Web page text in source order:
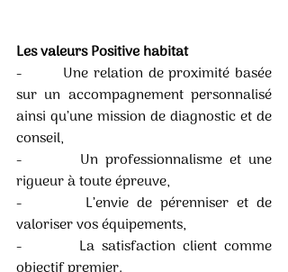
Les valeurs Positive habitat
-        Une relation de proximité basée
sur un accompagnement personnalisé
ainsi qu’une mission de diagnostic et de
conseil,
-        Un professionnalisme et une
rigueur à toute épreuve,
-        L’envie de pérenniser et de
valoriser vos équipements,
-        La satisfaction client comme